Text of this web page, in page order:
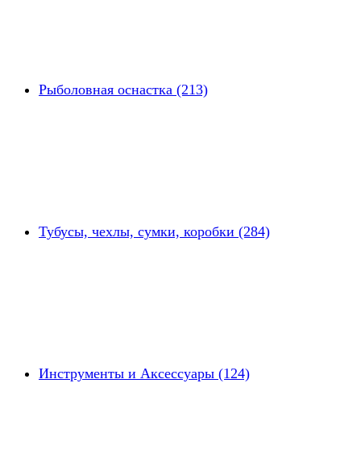
Рыболовная оснастка (213)
Тубусы, чехлы, сумки, коробки (284)
Инструменты и Аксессуары (124)